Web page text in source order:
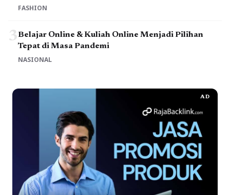
FASHION
3Belajar Online & Kuliah Online Menjadi Pilihan
Tepat di Masa Pandemi
NASIONAL
AD